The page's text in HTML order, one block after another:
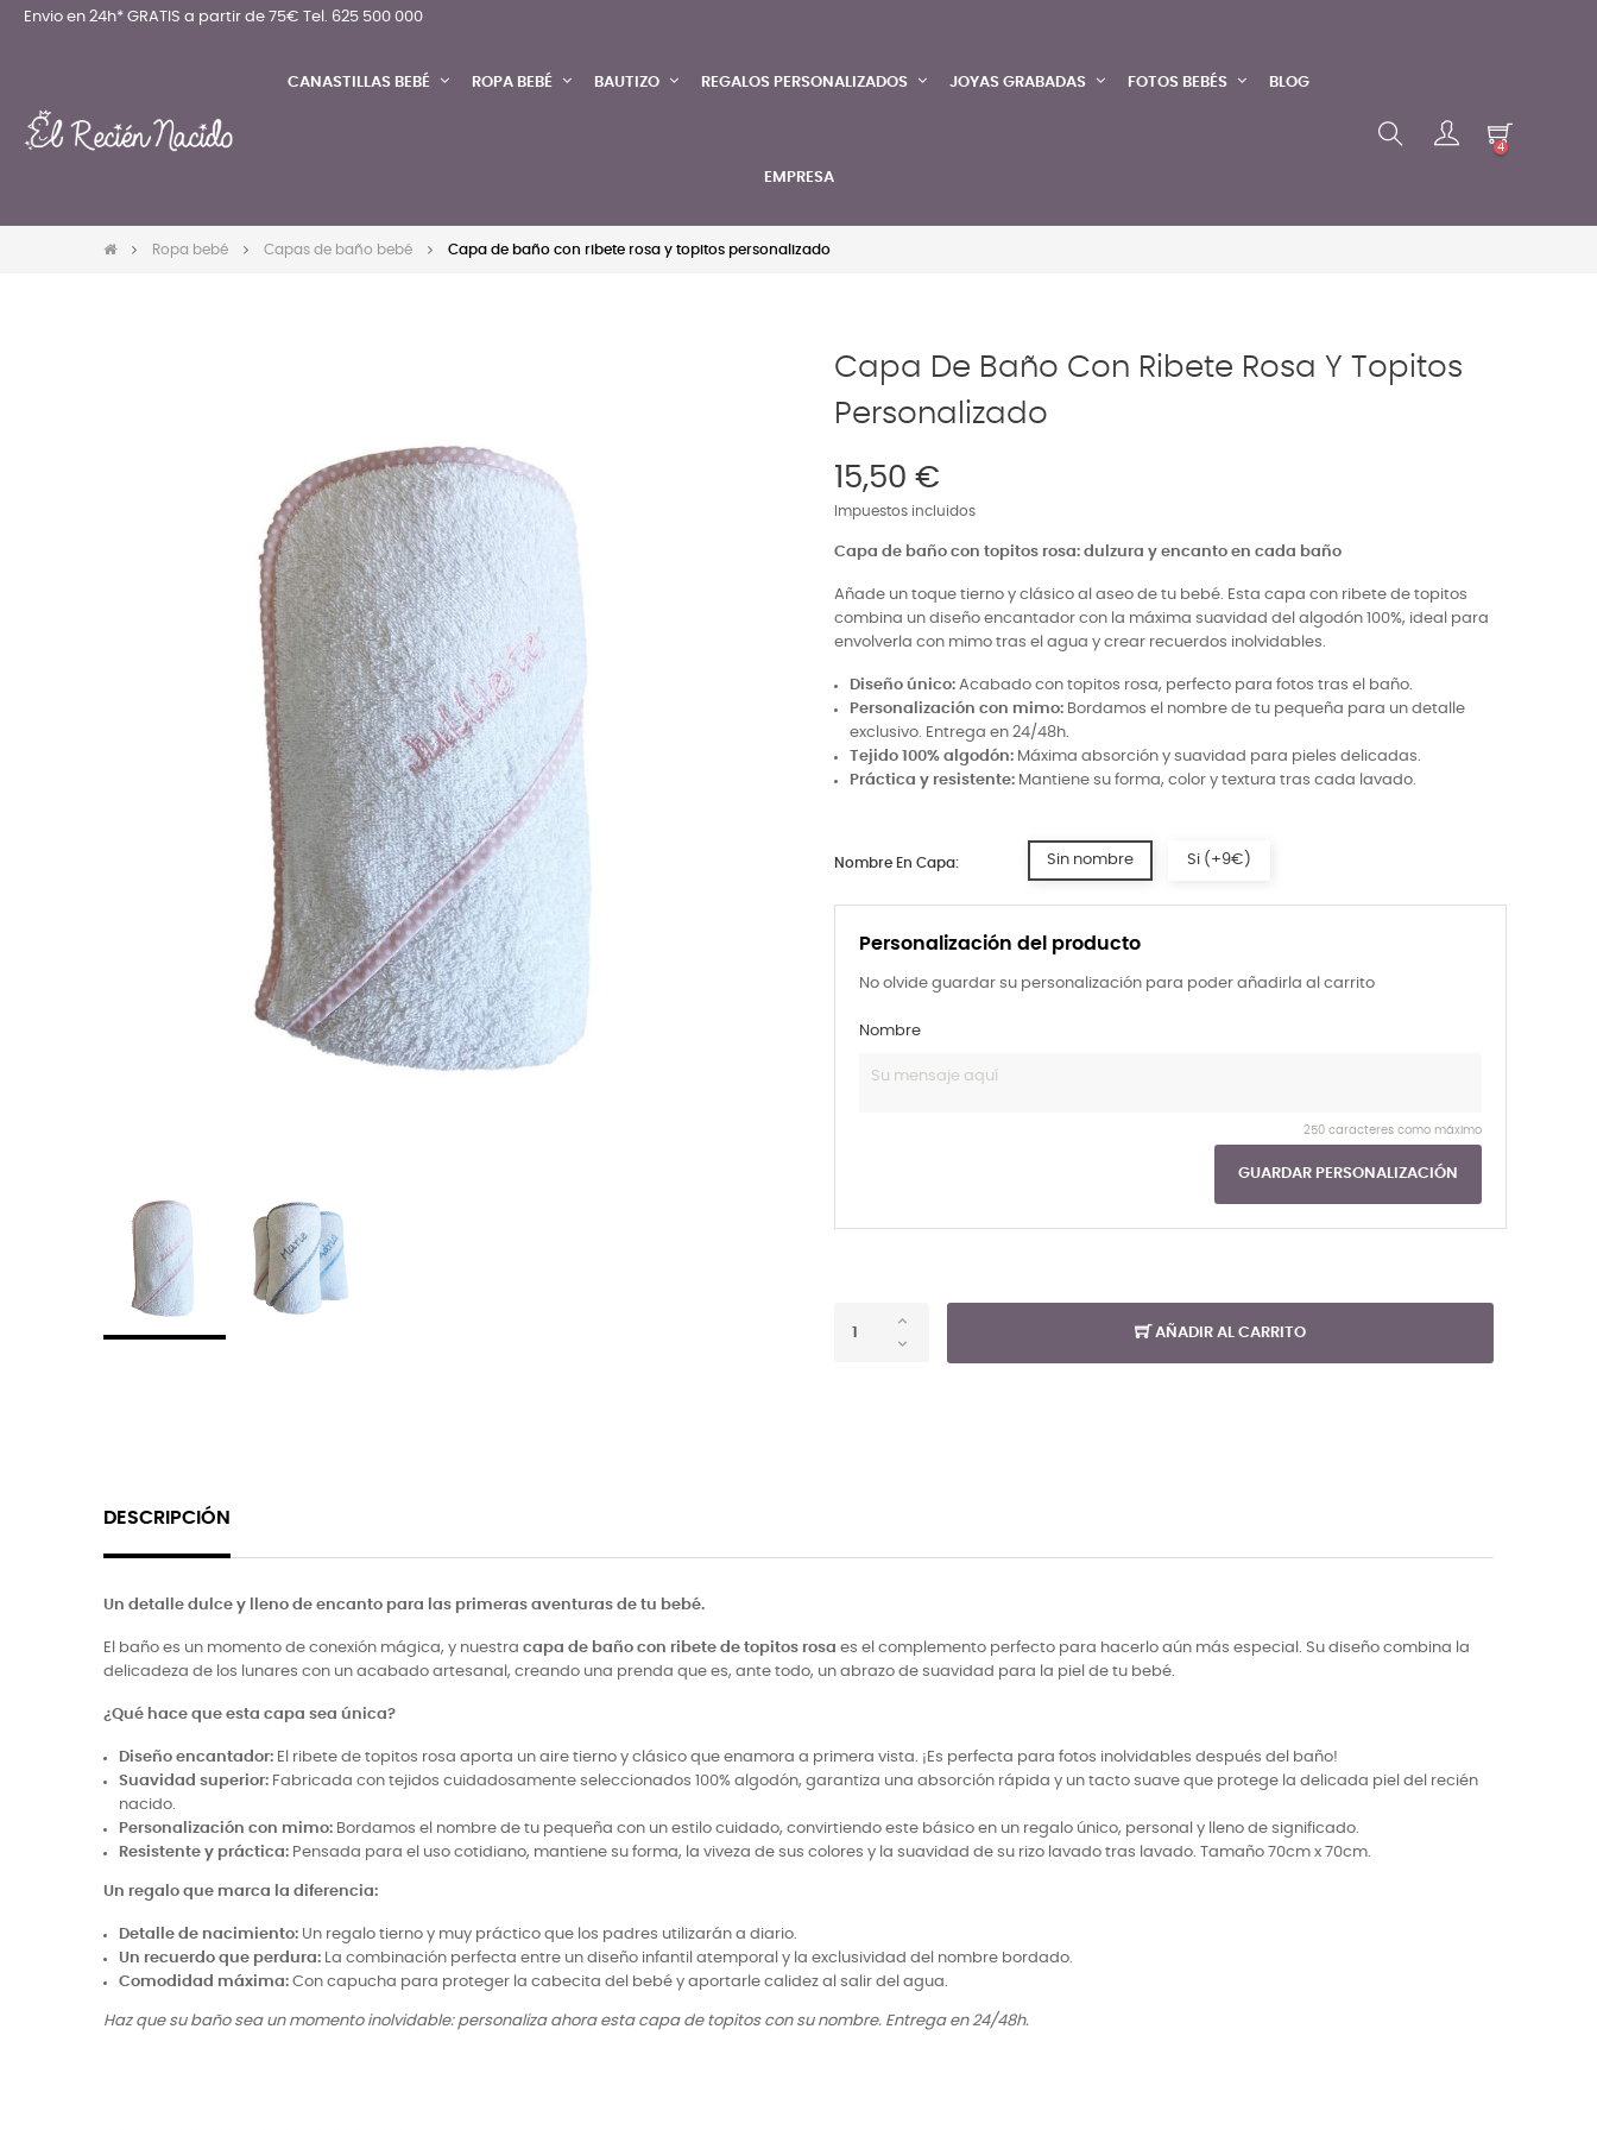
Envio en 24h* GRATIS a partir de 75€ Tel. 625 500 000
CANASTILLAS BEBÉ ROPA BEBÉ BAUTIZO REGALOS PERSONALIZADOS JOYAS GRABADAS FOTOS BEBÉS BLOG
EMPRESA
4
Ropa bebé Capas de baño bebé Capa de baño con ribete rosa y topitos personalizado
Capa De Baño Con Ribete Rosa Y Topitos
Personalizado
15,50 €
Impuestos incluidos
Capa de baño con topitos rosa: dulzura y encanto en cada baño
Añade un toque tierno y clásico al aseo de tu bebé. Esta capa con ribete de topitos
combina un diseño encantador con la máxima suavidad del algodón 100%, ideal para
envolverla con mimo tras el agua y crear recuerdos inolvidables.
Diseño único: Acabado con topitos rosa, perfecto para fotos tras el baño.
Personalización con mimo: Bordamos el nombre de tu pequeña para un detalle
exclusivo. Entrega en 24/48h.
Tejido 100% algodón: Máxima absorción y suavidad para pieles delicadas.
Práctica y resistente: Mantiene su forma, color y textura tras cada lavado.
Personalización del producto
No olvide guardar su personalización para poder añadirla al carrito
Nombre
250 caracteres como máximo
GUARDAR PERSONALIZACIÓN
Nombre En Capa: Sin nombre Si (+9€)
AÑADIR AL CARRITO
DESCRIPCIÓN
Un detalle dulce y lleno de encanto para las primeras aventuras de tu bebé.
El baño es un momento de conexión mágica, y nuestra capa de baño con ribete de topitos rosa es el complemento perfecto para hacerlo aún más especial. Su diseño combina la
delicadeza de los lunares con un acabado artesanal, creando una prenda que es, ante todo, un abrazo de suavidad para la piel de tu bebé.
¿Qué hace que esta capa sea única?
Diseño encantador: El ribete de topitos rosa aporta un aire tierno y clásico que enamora a primera vista. ¡Es perfecta para fotos inolvidables después del baño!
Suavidad superior: Fabricada con tejidos cuidadosamente seleccionados 100% algodón, garantiza una absorción rápida y un tacto suave que protege la delicada piel del recién
nacido.
Personalización con mimo: Bordamos el nombre de tu pequeña con un estilo cuidado, convirtiendo este básico en un regalo único, personal y lleno de significado.
Resistente y práctica: Pensada para el uso cotidiano, mantiene su forma, la viveza de sus colores y la suavidad de su rizo lavado tras lavado. Tamaño 70cm x 70cm.
Un regalo que marca la diferencia:
Detalle de nacimiento: Un regalo tierno y muy práctico que los padres utilizarán a diario.
Un recuerdo que perdura: La combinación perfecta entre un diseño infantil atemporal y la exclusividad del nombre bordado.
Comodidad máxima: Con capucha para proteger la cabecita del bebé y aportarle calidez al salir del agua.
Haz que su baño sea un momento inolvidable: personaliza ahora esta capa de topitos con su nombre. Entrega en 24/48h.